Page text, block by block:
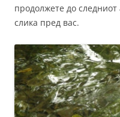
продолжете до следниот
слика пред вас.